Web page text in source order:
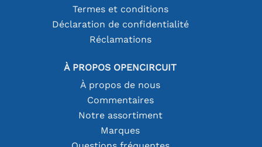
Termes et conditions
Déclaration de confidentialité
Réclamations
À PROPOS OPENCIRCUIT
À propos de nous
Commentaires
Notre assortiment
Marques